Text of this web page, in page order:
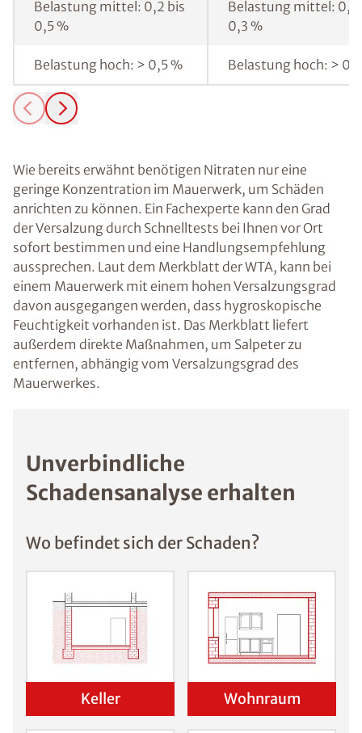
Belastung mittel: 0,2 bis
0,5 %
Belastung mittel: 0,1
0,3 %
Belastung hoch: > 0,5 % Belastung hoch: >
Wie bereits erwähnt benötigen Nitraten nur eine
geringe Konzentration im Mauerwerk, um Schäden
anrichten zu können. Ein Fachexperte kann den Grad
der Versalzung durch Schnelltests bei Ihnen vor Ort
sofort bestimmen und eine Handlungsempfehlung
aussprechen. Laut dem Merkblatt der WTA, kann bei
einem Mauerwerk mit einem hohen Versalzungsgrad
davon ausgegangen werden, dass hygroskopische
Feuchtigkeit vorhanden ist. Das Merkblatt liefert
außerdem direkte Maßnahmen, um Salpeter zu
entfernen, abhängig vom Versalzungsgrad des
Mauerwerkes.
Unverbindliche
Schadensanalyse erhalten
Wo befindet sich der Schaden?
Keller Wohnraum